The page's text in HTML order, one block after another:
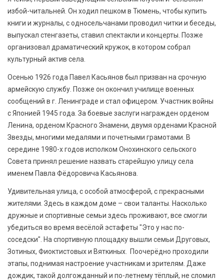
избой-читальней. Он ходил пешком в Тюмень, чтобы купить
книги и журналы, с односельчанами проводил читки и беседы,
выпускал стенгазеты, ставил спектакли и концерты. Позже
организовал драматический кружок, в котором собрал
культурный актив села.
Осенью 1926 года Павел Касьянов был призван на срочную
армейскую службу. Позже он окончил училище военных
сообщений в г. Ленинграде и стал офицером. Участник войны
с Японией 1945 года. За боевые заслуги награжден орденом
Ленина, орденом Красного Знамени, двумя орденами Красной
Звезды, многими медалями и почетными грамотами. В
середине 1980-х годов исполком Онохинского сельского
Совета принял решение назвать старейшую улицу села
именем Павла Фёдоровича Касьянова.
Удивительная улица, с особой атмосферой, с прекрасными
жителями. Здесь в каждом доме – свои таланты. Насколько
дружные и спортивные семьи здесь проживают, все смогли
убедиться во время весёлой эстафеты "Это у нас по-
соседски". На спортивную площадку вышли семьи Друговых,
Зотиных, Фиоктистовых и Вяткиных. Поочерёдно проходили
этапы, поднимая настроение участникам и зрителям. Даже
дождик, такой долгожданный и по-летнему тёплый, не сломил